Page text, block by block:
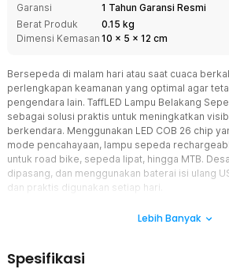
Garansi
1 Tahun Garansi Resmi
Berat Produk
0.15 kg
Dimensi Kemasan 10 x 5 x 12 cm
Bersepeda di malam hari atau saat cuaca
perlengkapan keamanan yang optimal agar
pengendara lain. TaffLED Lampu Belakang
sebagai solusi praktis untuk meningkatkan
berkendara. Menggunakan LED COB 26 chip
mode pencahayaan, lampu sepeda
untuk road bike, sepeda lipat, hingga MTB.
dipasang, dan menggunakan baterai isi ulang
dan praktis digunakan setiap hari.
Lampu belakang sepeda ini menggunakan
Lebih Banyak
Spesifikasi